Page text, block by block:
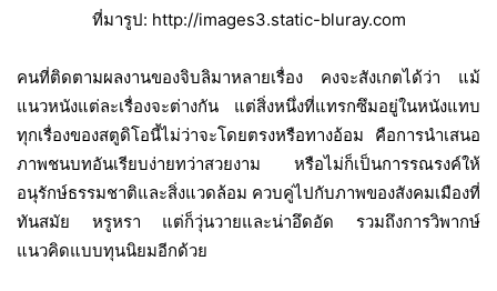
ที่มารูป: http://images3.static-bluray.com
คนที่ติดตามผลงานของจิบลิมาหลายเรื่อง คงจะสังเกตได้ว่า แม้
แนวหนังแต่ละเรื่องจะต่างกัน แต่สิ่งหนึ่งที่แทรกซึมอยู่ในหนังแทบ
ทุกเรื่องของสตูดิโอนี้ไม่ว่าจะโดยตรงหรือทางอ้อม คือการนำเสนอ
ภาพชนบทอันเรียบง่ายทว่าสวยงาม หรือไม่ก็เป็นการรณรงค์ให้
อนุรักษ์ธรรมชาติและสิ่งแวดล้อม ควบคู่ไปกับภาพของสังคมเมืองที่
ทันสมัย หรูหรา แต่ก็วุ่นวายและน่าอึดอัด รวมถึงการวิพากษ์
แนวคิดแบบทุนนิยมอีกด้วย